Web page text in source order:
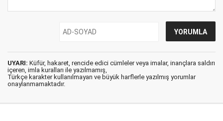
UYARI: Küfür, hakaret, rencide edici cümleler veya imalar, inançlara saldırı
içeren, imla kuralları ile yazılmamış,
Türkçe karakter kullanılmayan ve büyük harflerle yazılmış yorumlar
onaylanmamaktadır.